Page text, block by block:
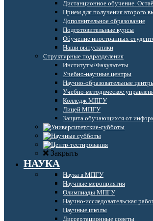
Дистанционное обучение.
Прием для получения второго
Дополнительное образование
Подготовительные курсы
Обучение иностранных
Наши выпускники
Структурные подразделения
Институты/Факультеты
Учебно-научные центры
Научно-образовательные
Учебно-методическое
Колледж МПГУ
Лицей МПГУ
Защита обучающихся от
Закрыть
НАУКА
Наука в МПГУ
Научные мероприятия
Олимпиады МПГУ
Научно-исследовательская
Научные школы
Диссертационные советы